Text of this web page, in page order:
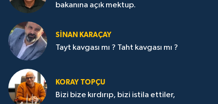
bakanına açık mektup.
SİNAN KARAÇAY
Tayt kavgası mı ? Taht kavgası mı ?
KORAY TOPÇU
Bizi bize kırdırıp, bizi istila ettiler,